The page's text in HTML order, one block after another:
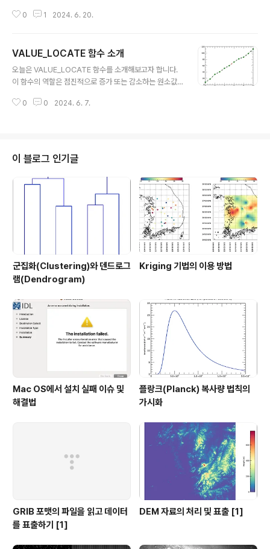
의 값들을 계산하는 방법을 간단한 예제와 함께 살펴보겠
는 수식으로 표현됩니다. 그래서 이러한 수식을 플랑크 곡
으로 플랑크 곡선을 표출하는 작업을 IDL에서 직접 구현해
보고자 합니다. 이 작업은 이론적인 수식을 프로그램에 반
영하고 이를 기반으로 표출용 데이터를 생성하여 그림의
결과의 티저부터 먼저 보면 대략 다음과 같은 그림을 표출
0 1 2024. 6. 20.
VALUE_LOCATE 함수 소개
오늘은 VALUE_LOCATE 함수를 소개해보고자 합니다.
이 함수의 역할은 점진적으로 증가 또는 감소하는 원소값
을 찾아내는 것입니다. 그러면 이 함수의 역할을 예제와 함
열 arr은 다음과 같이 11개의 값들로 구성됩니다. 7.585
79 17.6696 32.4743 40.3762 51.7342 60.1
579 71.6800 81.6237 87.1076 98.7014 112.
0 0 2024. 6. 7.
이 블로그 인기글
군집화(Clustering)와 덴드로그
램(Dendrogram)
Kriging 기법의 이용 방법
Mac OS에서 설치 실패 이슈 및
해결법
플랑크(Planck) 복사량 법칙의
가시화
GRIB 포맷의 파일을 읽고 데이터
를 표출하기 [1]
DEM 자료의 처리 및 표출 [1]